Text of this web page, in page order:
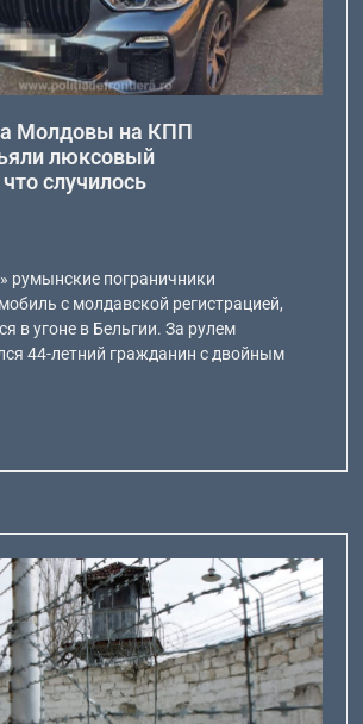
Молдовы на КПП
люксовый
случилось
румынские пограничники
с молдавской регистрацией,
в угоне в Бельгии. За рулем
44-летний гражданин с двойным